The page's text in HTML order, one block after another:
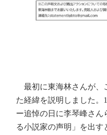
最初に東海林さんが、
た経緯を説明しました。
ー追悼の日に李琴峰さ
る小説家の声明」を出